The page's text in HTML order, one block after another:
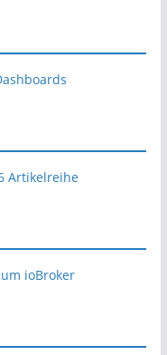
Artikelreihe
ioBroker